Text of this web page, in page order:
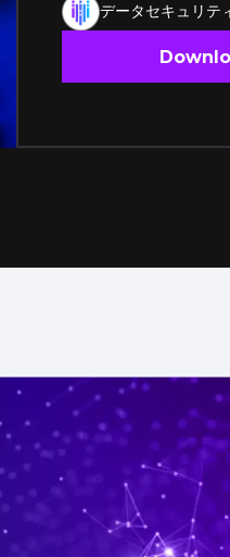
データセキュリテ